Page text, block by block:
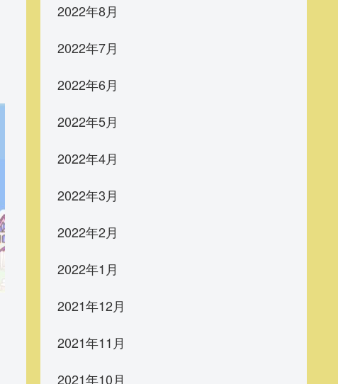
2022年8月
2022年7月
2022年6月
2022年5月
2022年4月
2022年3月
2022年2月
2022年1月
2021年12月
2021年11月
2021年10月